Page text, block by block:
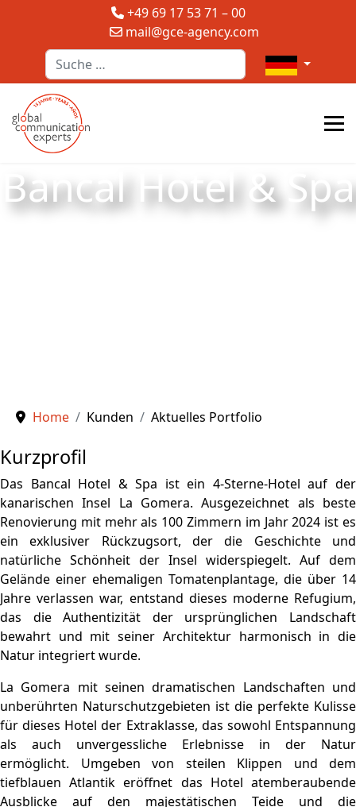
+49 69 17 53 71 – 00
mail@gce-agency.com
Suchen
Sprache
Bancal Hotel & Spa
Home Kunden Aktuelles Portfolio
Kurzprofil
Das Bancal Hotel & Spa ist ein 4-Sterne-Hotel auf der
kanarischen Insel La Gomera. Ausgezeichnet als beste
Renovierung mit mehr als 100 Zimmern im Jahr 2024 ist es
ein exklusiver Rückzugsort, der die Geschichte und
natürliche Schönheit der Insel widerspiegelt. Auf dem
Gelände einer ehemaligen Tomatenplantage, die über 14
Jahre verlassen war, entstand dieses moderne Refugium,
das die Authentizität der ursprünglichen Landschaft
bewahrt und mit seiner Architektur harmonisch in die
Natur integriert wurde.
La Gomera mit seinen dramatischen Landschaften und
unberührten Naturschutzgebieten ist die perfekte Kulisse
für dieses Hotel der Extraklasse, das sowohl Entspannung
als auch unvergessliche Erlebnisse in der Natur
ermöglicht. Umgeben von steilen Klippen und dem
tiefblauen Atlantik eröffnet das Hotel atemberaubende
Ausblicke auf den majestätischen Teide und die